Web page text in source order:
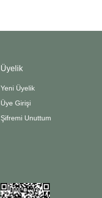
Üyelik
Yeni Üyelik
Üye Girişi
Şifremi Unuttum